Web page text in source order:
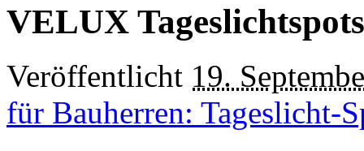
VELUX Tageslichtspots
Veröffentlicht 19.
für Bauherren: Tageslicht-